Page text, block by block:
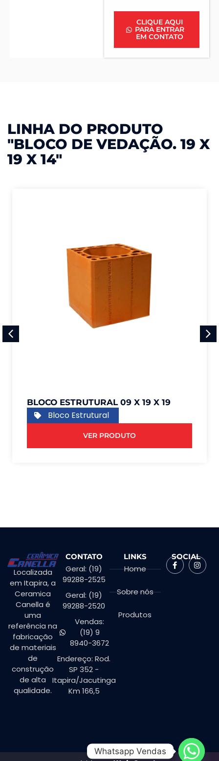
CLIQUE AQUI
PARA ENTRAR
EM CONTATO
LINHA DO PRODUTO
"BLOCO DE VEDAÇÃO. 19 X
19 X 14"
BLOCO ESTRUTURAL 09 X 19 X 19
Bloco Estrutural
VER PRODUTO
Localizada
em Itapira, a
Ceramica
Canella é
uma
referência na
fabricação
de materiais
de
construção
de alta
qualidade.
CONTATO
Geral: (19)
99288-2525
Geral: (19)
99288-2520
Vendas:
(19) 9
8940-3672
Endereço: Rod.
SP 352 -
Itapira/Jacutinga
Km 166,5
LINKS
Home
Sobre nós
Produtos
SOCIAL
Whatsapp Vendas